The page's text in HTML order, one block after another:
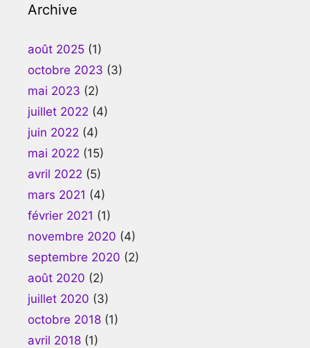
Archive
août 2025 (1)
octobre 2023 (3)
mai 2023 (2)
juillet 2022 (4)
juin 2022 (4)
mai 2022 (15)
avril 2022 (5)
mars 2021 (4)
février 2021 (1)
novembre 2020 (4)
septembre 2020 (2)
août 2020 (2)
juillet 2020 (3)
octobre 2018 (1)
avril 2018 (1)